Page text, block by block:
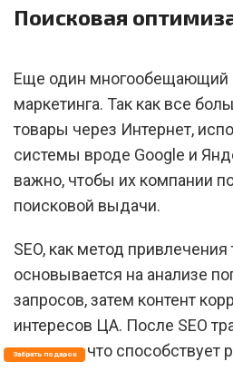
Поисковая
Еще один многообещающий
маркетинга. Так как все
товары через Интернет,
системы вроде Google и
важно, чтобы их компании
поисковой выдачи.
SEO, как метод привлечения
основывается на анализе
запросов, затем контент
интересов ЦА. После SEO
взлетает, что способствует
Забрать подарок